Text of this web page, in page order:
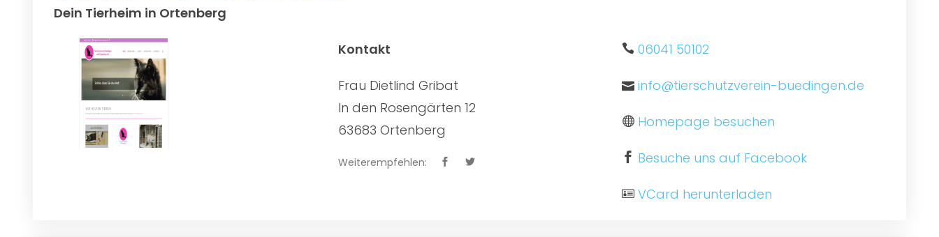
Dein Tierheim in Ortenberg
Kontakt
Frau Dietlind Gribat
In den Rosengärten 12
63683 Ortenberg
Weiterempfehlen:
06041 50102
info@tierschutzverein-buedingen.de
Homepage besuchen
Besuche uns auf Facebook
VCard herunterladen